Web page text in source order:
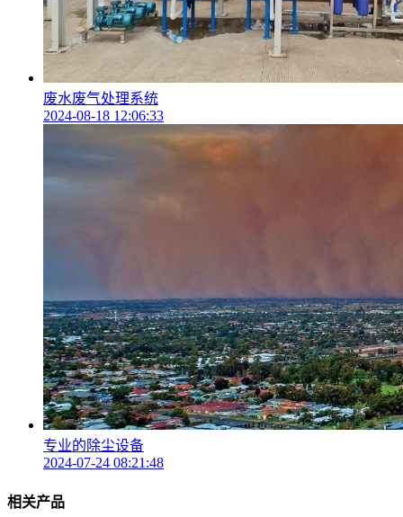
废水废气处理系统
2024-08-18 12:06:33
专业的除尘设备
2024-07-24 08:21:48
相关产品